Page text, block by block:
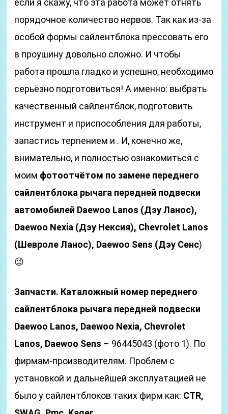
если я скажу, что эта работа может отнять
порядочное количество нервов. Так как из-за
особой формы сайлентблока прессовать его
в проушину довольно сложно. И чтобы
работа прошла гладко и успешно, необходимо
серьёзно подготовиться! А именно: выбрать
качественный сайлентблок, подготовить
инструмент и приспособления для работы,
запастись терпением и . И, конечно же,
внимательно, и полностью ознакомиться с
моим фотоотчётом по замене переднего
сайлентблока рычага передней подвески
автомобилей Daewoo Lanos (Дэу Ланос),
Daewoo Nexia (Дэу Нексия), Chevrolet Lanos
(Шевроле Ланос), Daewoo Sens (Дэу Сенс)
😉
Запчасти. Каталожный номер переднего
сайлентблока рычага передней подвески
Daewoo Lanos, Daewoo Nexia, Chevrolet
Lanos, Daewoo Sens – 96445043 (фото 1). По
фирмам-производителям. Проблем с
установкой и дальнейшей эксплуатацией не
было у сайлентблоков таких фирм как: CTR,